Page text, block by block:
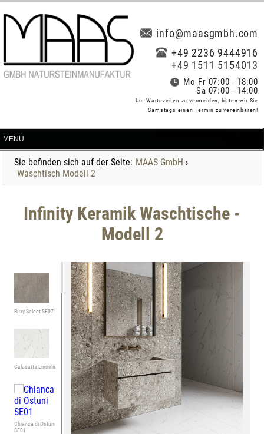
info@maasgmbh.com
+49 2236 9444916
+49 1511 5154013
Mo-Fr 07:00 - 18:00
Sa 07:00 - 14:00
Um Wartezeiten zu vermeiden, bitten wir Sie
Samstags einen Termin zu vereinbaren!
Sie befinden sich auf der Seite: MAAS GmbH ›
Waschtisch Modell 2
Infinity Keramik Waschtische -
Modell 2
Buxy Select SE07
Calacatta Lincoln
Chianca di Ostuni
SE01